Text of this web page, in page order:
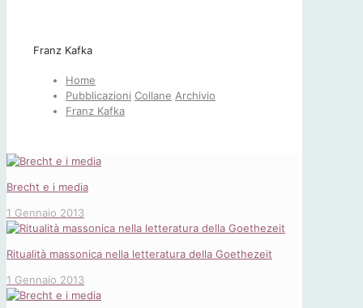
Franz Kafka
Home
Pubblicazioni Collane Archivio
Franz Kafka
Brecht e i media
1 Gennaio 2013
Ritualità massonica nella letteratura della Goethezeit
1 Gennaio 2013